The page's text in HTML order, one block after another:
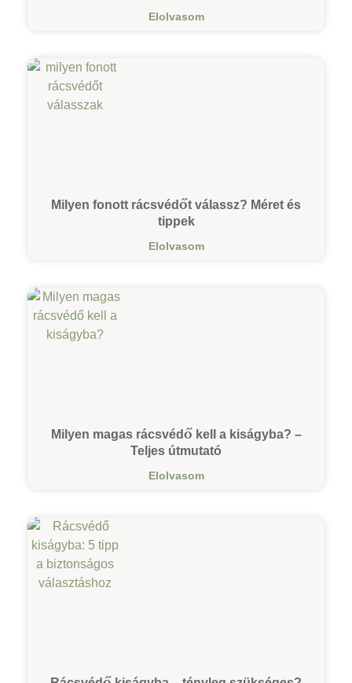
Elolvasom
Milyen fonott rácsvédőt válassz? Méret és
tippek
Elolvasom
Milyen magas rácsvédő kell a kiságyba? –
Teljes útmutató
Elolvasom